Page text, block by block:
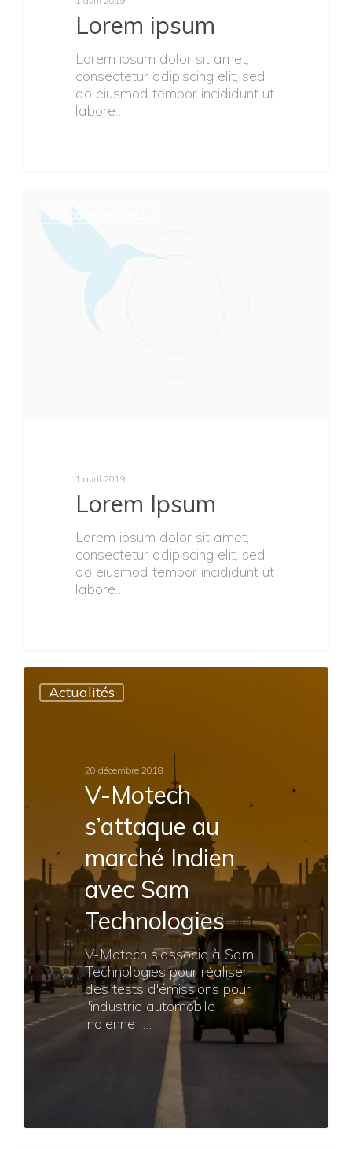
Lorem ipsum
Lorem ipsum dolor sit amet,
consectetur adipiscing elit, sed
do eiusmod tempor incididunt ut
labore…
Uncategorized
1 avril 2019
Lorem Ipsum
Lorem ipsum dolor sit amet,
consectetur adipiscing elit, sed
do eiusmod tempor incididunt ut
labore…
Actualités
20 décembre 2018
V-Motech
s’attaque au
marché Indien
avec Sam
Technologies
V-Motech s'associe à Sam
Technologies pour réaliser
des tests d'émissions pour
l'industrie automobile
indienne …